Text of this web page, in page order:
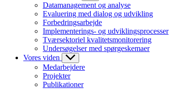
Datamanagement og analyse
Evaluering med dialog og udvikling
Forbedringsarbejde
Implementerings- og udviklingsprocesser
Tværsektoriel kvalitetsmonitorering
Undersøgelser med spørgeskemaer
Vores viden
Medarbejdere
Projekter
Publikationer